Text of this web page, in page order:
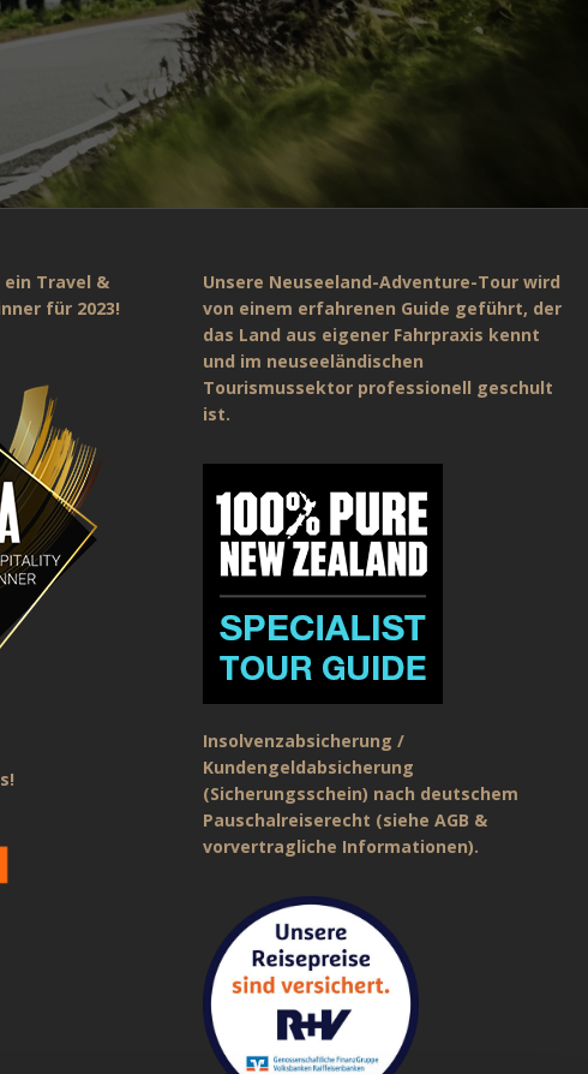
ein Travel &
für 2023!
Unsere Neuseeland-Adventure-Tour wird
von einem erfahrenen Guide geführt, der
das Land aus eigener Fahrpraxis kennt
und im neuseeländischen
Tourismussektor professionell geschult
ist.
Insolvenzabsicherung /
Kundengeldabsicherung
(Sicherungsschein) nach deutschem
Pauschalreiserecht (siehe AGB &
vorvertragliche Informationen).